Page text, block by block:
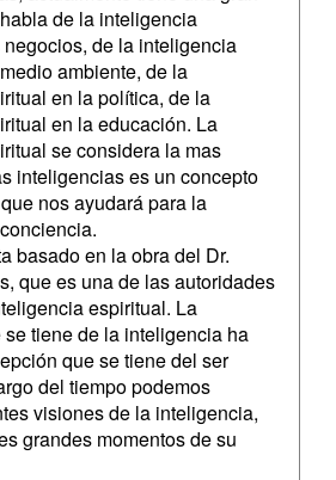
de la inteligencia
de la inteligencia
ambiente, de la
en la política, de la
en la educación. La
se considera la mas
inteligencias es un concepto
nos ayudará para la
basado en la obra del Dr.
que es una de las autoridades
espiritual. La
tiene de la inteligencia ha
que se tiene del ser
del tiempo podemos
visiones de la inteligencia,
grandes momentos de su